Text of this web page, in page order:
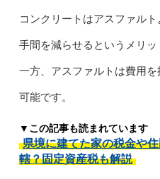
コンクリートはアスファル
手間を減らせるというメリッ
一方、アスファルトは費用
可能です。
▼この記事も読まれています
県境に建てた家の税金や
轄？固定資産税も解説